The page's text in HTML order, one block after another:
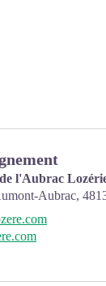
l'Aubrac
Aubrac,